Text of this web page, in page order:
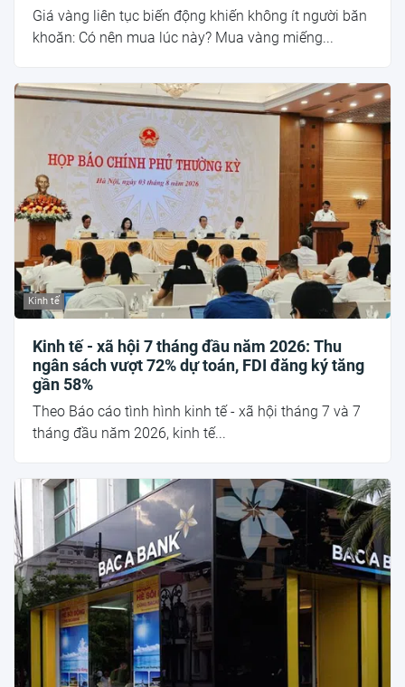
Giá vàng liên tục biến động khiến không ít người băn
khoăn: Có nên mua lúc này? Mua vàng miếng...
Kinh tế
Kinh tế - xã hội 7 tháng đầu năm 2026: Thu
ngân sách vượt 72% dự toán, FDI đăng ký tăng
gần 58%
Theo Báo cáo tình hình kinh tế - xã hội tháng 7 và 7
tháng đầu năm 2026, kinh tế...